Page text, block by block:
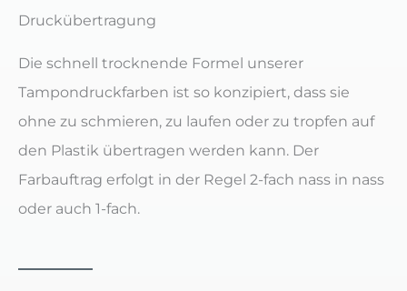
Druckübertragung
Die schnell trocknende Formel unserer
Tampondruckfarben ist so konzipiert, dass sie
ohne zu schmieren, zu laufen oder zu tropfen auf
den Plastik übertragen werden kann. Der
Farbauftrag erfolgt in der Regel 2-fach nass in nass
oder auch 1-fach.